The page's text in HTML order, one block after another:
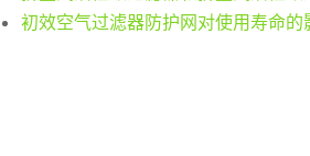
初效空气过滤器防护网对使用寿命的